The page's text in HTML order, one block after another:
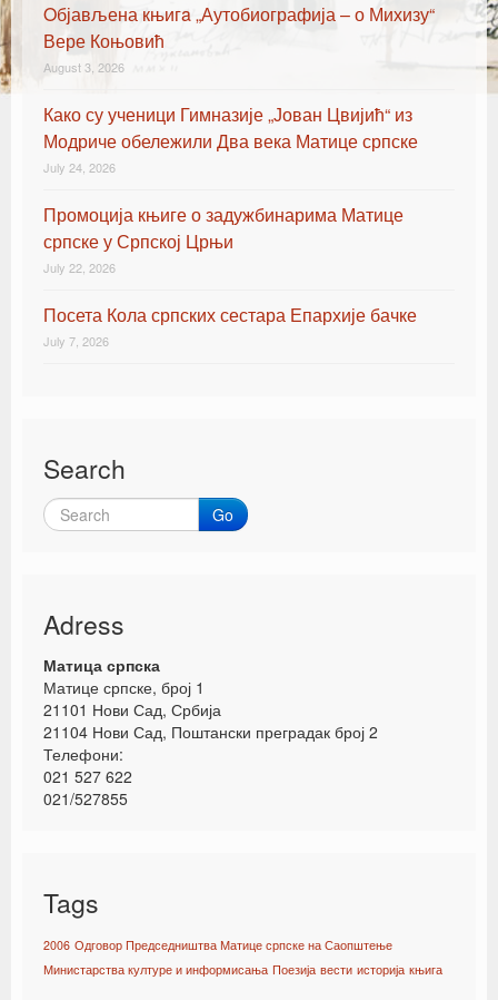
Oбјављена књигa „Аутобиографија – о Михизу“
Вере Коњовић
August 3, 2026
Како су ученици Гимназије „Јован Цвијић“ из
Модриче обележили Два века Матице српске
July 24, 2026
Промоција књиге о задужбинарима Матице
српске у Српској Црњи
July 22, 2026
Посета Кола српских сестара Епархије бачке
July 7, 2026
Search
Go
Adress
Матица српска
Матице српске, број 1
21101 Нови Сад, Србија
21104 Нови Сад, Поштански преградак број 2
Телефони:
021 527 622
021/527855
Tags
2006 Одговор Председништва Матице српске на Саопштење
Министарства културе и информисања Поезија вести историја књига